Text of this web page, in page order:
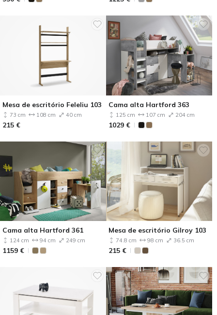
Mesa de escritório Feleliu 103
73 cm 108 cm 40 cm
215 €
Cama alta Hartford 363
125 cm 107 cm 204 cm
1029 €
Cama alta Hartford 361
124 cm 94 cm 249 cm
1159 €
Mesa de escritório Gilroy 103
74.8 cm 98 cm 36.5 cm
215 €